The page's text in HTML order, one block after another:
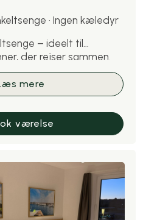
· Ingen kæledyr
– ideelt til
der rejser sammen.
er ikke tilladt på dette
mere
værelse